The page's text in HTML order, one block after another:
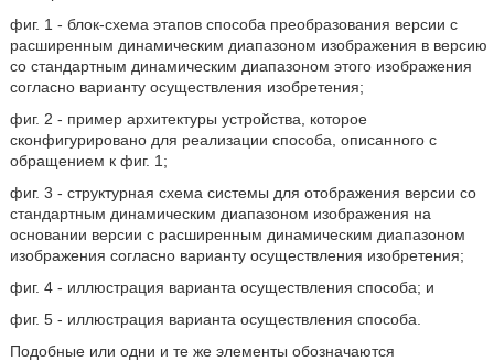
фиг. 1 - блок-схема этапов способа преобразования версии с
расширенным динамическим диапазоном изображения в версию
со стандартным динамическим диапазоном этого изображения
согласно варианту осуществления изобретения;
фиг. 2 - пример архитектуры устройства, которое
сконфигурировано для реализации способа, описанного с
обращением к фиг. 1;
фиг. 3 - структурная схема системы для отображения версии со
стандартным динамическим диапазоном изображения на
основании версии с расширенным динамическим диапазоном
изображения согласно варианту осуществления изобретения;
фиг. 4 - иллюстрация варианта осуществления способа; и
фиг. 5 - иллюстрация варианта осуществления способа.
Подобные или одни и те же элементы обозначаются